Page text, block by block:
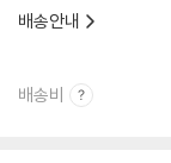
배송안내
배송비